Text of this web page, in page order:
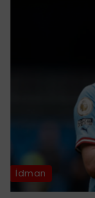
İdman